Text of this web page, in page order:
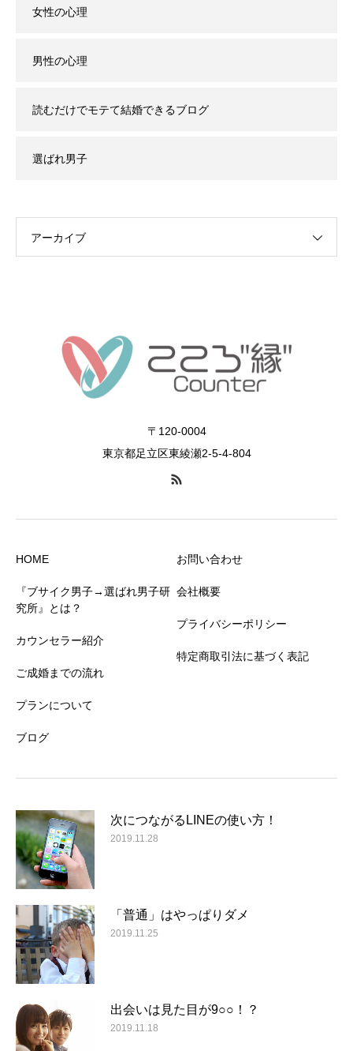
女性の心理
男性の心理
読むだけでモテて結婚できるブログ
選ばれ男子
アーカイブ
〒120-0004
東京都足立区東綾瀬2-5-4-804
HOME
『ブサイク男子→選ばれ男子研
究所』とは？
カウンセラー紹介
ご成婚までの流れ
プランについて
ブログ
お問い合わせ
会社概要
プライバシーポリシー
特定商取引法に基づく表記
次につながるLINEの使い方！
2019.11.28
「普通」はやっぱりダメ
2019.11.25
出会いは見た目が9○○！？
2019.11.18